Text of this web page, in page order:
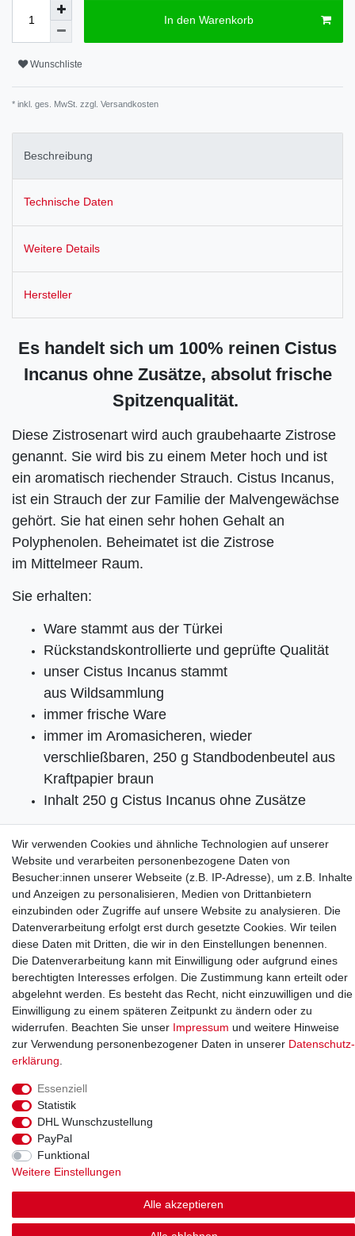
In den Warenkorb
Wunschliste
* inkl. ges. MwSt. zzgl. Versandkosten
Beschreibung
Technische Daten
Weitere Details
Hersteller
Es handelt sich um 100% reinen Cistus
Incanus ohne Zusätze, absolut frische
Spitzenqualität.
Diese Zistrosenart wird auch graubehaarte Zistrose
genannt. Sie wird bis zu einem Meter hoch und ist
ein aromatisch riechender Strauch. Cistus Incanus,
ist ein Strauch der zur Familie der Malvengewächse
gehört. Sie hat einen sehr hohen Gehalt an
Polyphenolen. Beheimatet ist die Zistrose
im Mittelmeer Raum.
Sie erhalten:
Ware stammt aus der Türkei
Rückstandskontrollierte und geprüfte Qualität
unser Cistus Incanus stammt
aus Wildsammlung
immer frische Ware
immer im Aromasicheren, wieder
verschließbaren, 250 g Standbodenbeutel aus
Kraftpapier braun
Inhalt 250 g Cistus Incanus ohne Zusätze
Gemäß der EU Novel-Food- Verordnung ist Cistus Incanus kein
Lebensmittel.
Laut Gesetz ist dieses Produkt nicht für den menschlichen
Verzehr gedacht.
Schnelle Lieferung
Ab 49,00€ Kostenloser Versand in Deutschland
14 Tage Rückgaberecht (Ausnahme Lebensmittel)
Impressum
Widerrufs­recht
Wir verwenden Cookies und ähnliche Technologien auf unserer
Website und verarbeiten personenbezogene Daten von
Besucher:innen unserer Webseite (z.B. IP-Adresse), um z.B. Inhalte
und Anzeigen zu personalisieren, Medien von Drittanbietern
einzubinden oder Zugriffe auf unsere Website zu analysieren. Die
Datenverarbeitung erfolgt erst durch gesetzte Cookies. Wir teilen
diese Daten mit Dritten, die wir in den Einstellungen benennen.
Die Datenverarbeitung kann mit Einwilligung oder aufgrund eines
berechtigten Interesses erfolgen. Die Zustimmung kann erteilt oder
abgelehnt werden. Es besteht das Recht, nicht einzuwilligen und die
Einwilligung zu einem späteren Zeitpunkt zu ändern oder zu
widerrufen. Beachten Sie unser Impressum und weitere Hinweise
zur Verwendung personenbezogener Daten in unserer Daten­schutz­
erklärung
Essenziell
Statistik
DHL Wunschzustellung
PayPal
Funktional
Weitere Einstellungen
Alle akzeptieren